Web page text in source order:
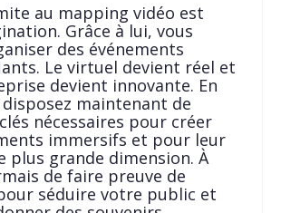
au mapping vidéo est
Grâce à lui, vous
des événements
Le virtuel devient réel et
devient innovante. En
maintenant de
nécessaires pour créer
immersifs et pour leur
plus grande dimension. À
de faire preuve de
séduire votre public et